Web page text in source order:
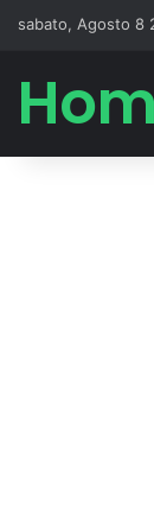
sabato, Agosto 8